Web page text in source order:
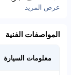
عرض المزيد
المواصفات الفنية
معلومات السيارة